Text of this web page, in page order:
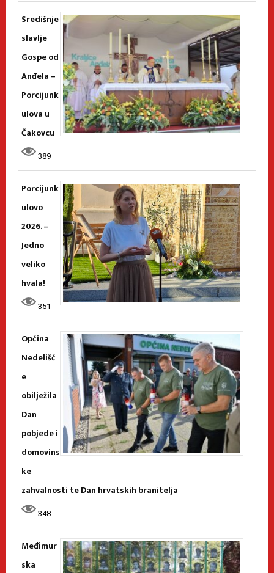
Središnje
slavlje
Gospe od
Anđela –
Porcijunk
ulova u
Čakovcu
389
Porcijunk
ulovo
2026. –
Jedno
veliko
hvala!
351
Općina
Nedelišć
e
obilježila
Dan
pobjede i
domovins
ke
zahvalnosti te Dan hrvatskih branitelja
348
Međimur
ska